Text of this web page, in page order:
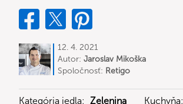
12. 4. 2021
Autor: Jaroslav Mikoška
Spoločnosť: Retigo
Kategória jedla: Zelenina Kuchyňa: